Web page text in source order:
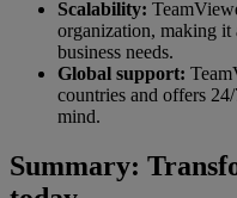
Scalability:
organization, making
business needs.
Global support:
countries and offers
mind.
Summary: